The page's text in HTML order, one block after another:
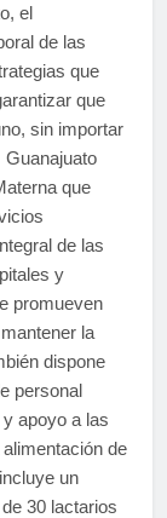
el
de las
que
que
sin importar
que
de las
y
promueven
la
dispone
personal
apoyo a las
de
un
30 lactarios